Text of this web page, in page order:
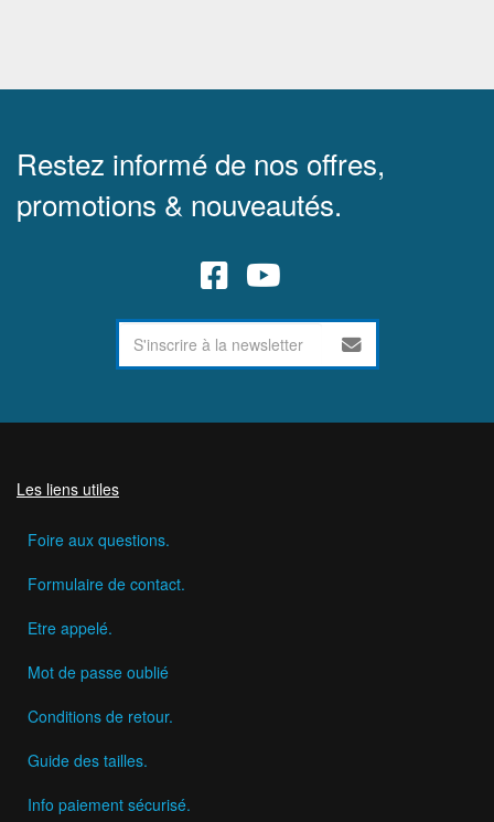
Restez informé de nos offres,
promotions & nouveautés.
Les liens utiles
Foire aux questions.
Formulaire de contact.
Etre appelé.
Mot de passe oublié
Conditions de retour.
Guide des tailles.
Info paiement sécurisé.